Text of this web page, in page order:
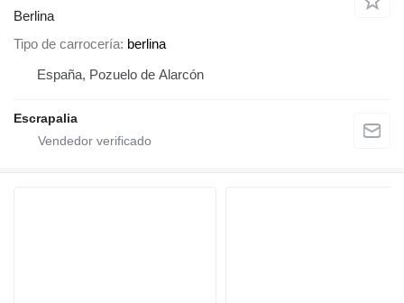
Berlina
Tipo de carrocería berlina
España, Pozuelo de Alarcón
Escrapalia